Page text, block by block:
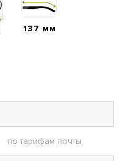
137 мм
по тарифам почты